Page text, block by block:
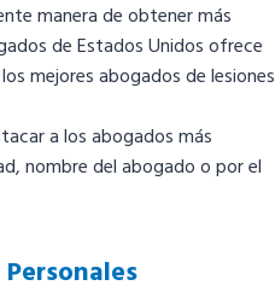
manera de obtener más
de Estados Unidos ofrece
mejores abogados de lesiones
a los abogados más
nombre del abogado o por el